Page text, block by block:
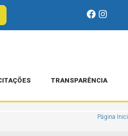
TRANSPARÊNCIA
Página